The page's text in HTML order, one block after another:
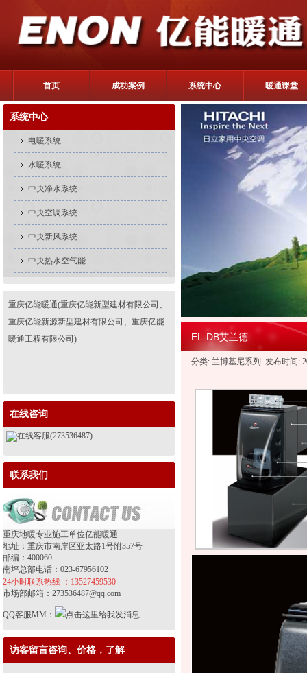
首页 成功案例 系统中心 暖通课堂
系统中心
电暖系统
水暖系统
中央净水系统
中央空调系统
中央新风系统
中央热水空气能
重庆亿能暖通(重庆亿能新型建材有限公司、
重庆亿能新源新型建材有限公司、重庆亿能
暖通工程有限公司)
在线咨询
在线客服(273536487)
联系我们
重庆地暖专业施工单位亿能暖通
地址：重庆市南岸区亚太路1号附357号
邮编：400060
南坪总部电话：023-67956102
24小时联系热线 ：13527459530
市场部邮箱：273536487@qq.com
QQ客服MM：
访客留言咨询、价格，了解
EL-DB艾兰德
分类: 兰博基尼系列 发布时间: